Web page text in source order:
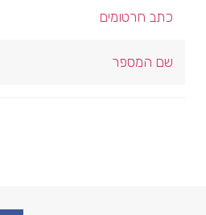
כתב חרטומים
שם המספר